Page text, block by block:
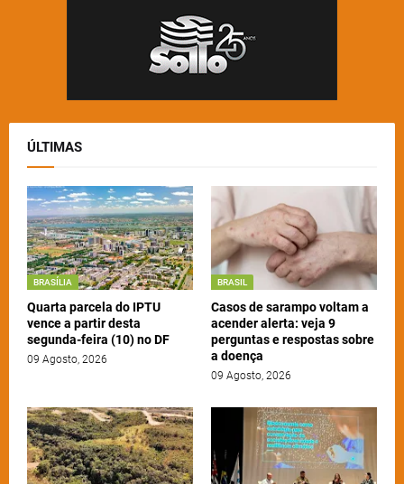
ÚLTIMAS
BRASÍLIA
Quarta parcela do IPTU
vence a partir desta
segunda-feira (10) no DF
09 Agosto, 2026
BRASIL
Casos de sarampo voltam a
acender alerta: veja 9
perguntas e respostas sobre
a doença
09 Agosto, 2026